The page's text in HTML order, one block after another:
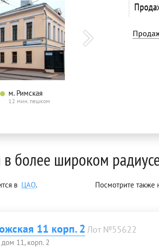
м. Римская
12 мин. пешком
более широком
в ЦАО. Посмотрите
11 корп. 2 Лот №55622
11, корп. 2